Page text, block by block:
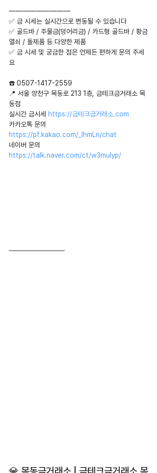
—————————
✅ 금 시세는 실시간으로 변동될 수 있습니다
✅ 골드바 / 주물금(덩어리금) / 카드형 골드바 / 황금
열쇠 / 돌제품 등 다양한 제품
✅ 금 시세 및 궁금한 점은 언제든 편하게 문의 주세
요
☎️ 0507-1417-2559
📍 서울 양천구 목동로 213 1층, 금테크금거래소 목
동점
실시간 금시세
https://금테크금거래소.com
카카오톡 문의
https://pf.kakao.com/_IhmLn/chat
네이버 문의
https://talk.naver.com/ct/w3mulyp/